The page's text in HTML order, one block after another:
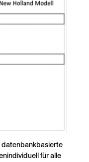
datenbankbasierte
für alle